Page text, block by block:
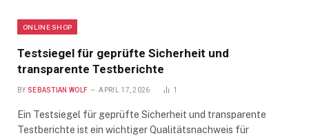
ONLINE SHOP
Testsiegel für geprüfte Sicherheit und
transparente Testberichte
BY SEBASTIAN WOLF APRIL 17, 2026 1
Ein Testsiegel für geprüfte Sicherheit und transparente
Testberichte ist ein wichtiger Qualitätsnachweis für